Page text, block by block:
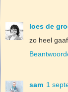
loes de
zo heel
sam 1